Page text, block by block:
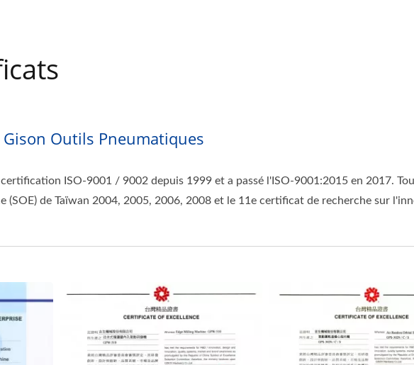
Outils Pneumatiques
ISO-9001 / 9002 depuis 1999 et a passé l'ISO-9001:2015 en 2017.
(SOE) de Taïwan 2004, 2005, 2006, 2008 et le 11e certificat de recherche sur